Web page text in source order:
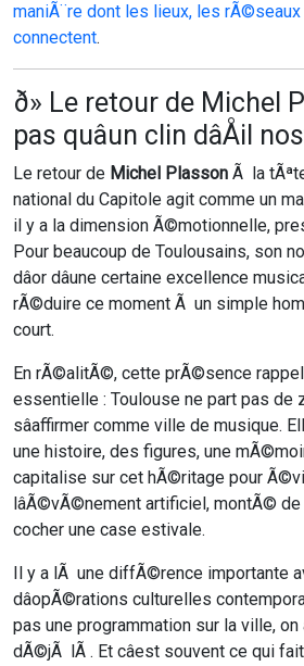
maniÃ¨re dont les lieux, les
connectent.
ð» Le retour de Michel
pas quâun clin dâÅil
Le retour de Michel Plasson Ã la
national du Capitole agit comme un
il y a la dimension Ã©motionnelle,
Pour beaucoup de Toulousains, son
dâor dâune certaine excellence
rÃ©duire ce moment Ã un simple
court.
En rÃ©alitÃ©, cette prÃ©sence
essentielle : Toulouse ne part pas de
sâaffirmer comme ville de musique.
une histoire, des figures, une
capitalise sur cet hÃ©ritage pour
lâÃ©vÃ©nement artificiel, montÃ©
cocher une case estivale.
Il y a lÃ une diffÃ©rence importante
dâopÃ©rations culturelles
pas une programmation sur la ville,
dÃ©jÃ lÃ . Et câest souvent ce qui